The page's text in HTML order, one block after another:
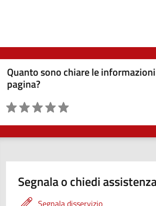
Quanto sono chiare le
pagina?
Valutazione
Segnala o chiedi